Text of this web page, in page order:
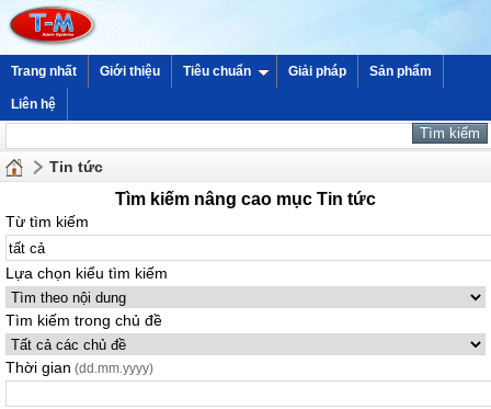
Trang nhất Giới thiệu Tiêu chuẩn Giải pháp Sản phẩm
Liên hệ
Tin tức
Tìm kiếm nâng cao mục Tin tức
Từ tìm kiếm
Lựa chọn kiểu tìm kiếm
Tìm kiếm trong chủ đề
Thời gian (dd.mm.yyyy)